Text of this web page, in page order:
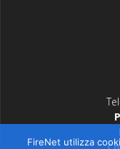
FireNet utilizza